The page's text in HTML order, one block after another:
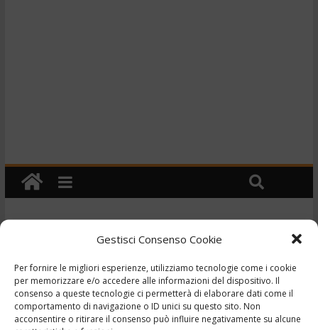
Gestisci Consenso Cookie
Per fornire le migliori esperienze, utilizziamo tecnologie come i cookie
per memorizzare e/o accedere alle informazioni del dispositivo. Il
consenso a queste tecnologie ci permetterà di elaborare dati come il
comportamento di navigazione o ID unici su questo sito. Non
acconsentire o ritirare il consenso può influire negativamente su alcune
Mercatino dell’usato al
Jolly Group Automobili
dal 14 al 22 aprile 2018